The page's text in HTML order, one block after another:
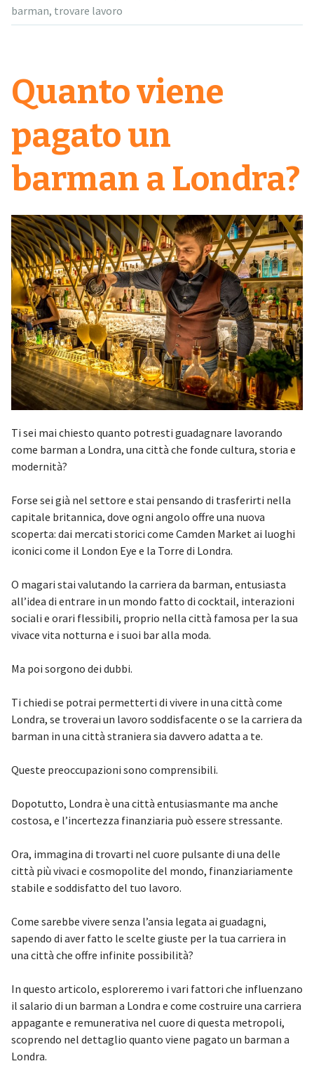
barman, trovare lavoro
Quanto viene
pagato un
barman a Londra?
Ti sei mai chiesto quanto potresti guadagnare lavorando
come barman a Londra, una città che fonde cultura, storia e
modernità?
Forse sei già nel settore e stai pensando di trasferirti nella
capitale britannica, dove ogni angolo offre una nuova
scoperta: dai mercati storici come Camden Market ai luoghi
iconici come il London Eye e la Torre di Londra.
O magari stai valutando la carriera da barman, entusiasta
all’idea di entrare in un mondo fatto di cocktail, interazioni
sociali e orari flessibili, proprio nella città famosa per la sua
vivace vita notturna e i suoi bar alla moda.
Ma poi sorgono dei dubbi.
Ti chiedi se potrai permetterti di vivere in una città come
Londra, se troverai un lavoro soddisfacente o se la carriera da
barman in una città straniera sia davvero adatta a te.
Queste preoccupazioni sono comprensibili.
Dopotutto, Londra è una città entusiasmante ma anche
costosa, e l’incertezza finanziaria può essere stressante.
Ora, immagina di trovarti nel cuore pulsante di una delle
città più vivaci e cosmopolite del mondo, finanziariamente
stabile e soddisfatto del tuo lavoro.
Come sarebbe vivere senza l’ansia legata ai guadagni,
sapendo di aver fatto le scelte giuste per la tua carriera in
una città che offre infinite possibilità?
In questo articolo, esploreremo i vari fattori che influenzano
il salario di un barman a Londra e come costruire una carriera
appagante e remunerativa nel cuore di questa metropoli,
scoprendo nel dettaglio quanto viene pagato un barman a
Londra.